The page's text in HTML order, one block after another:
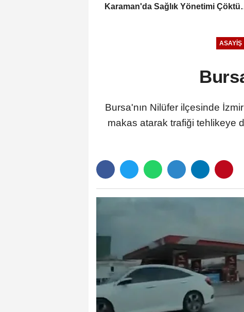
Karaman'da Sağlık Yönetimi Çöktü
ASAYIŞ
Bursa'nın Nilüfer ilçesinde
makas atarak trafiği tehlikeye